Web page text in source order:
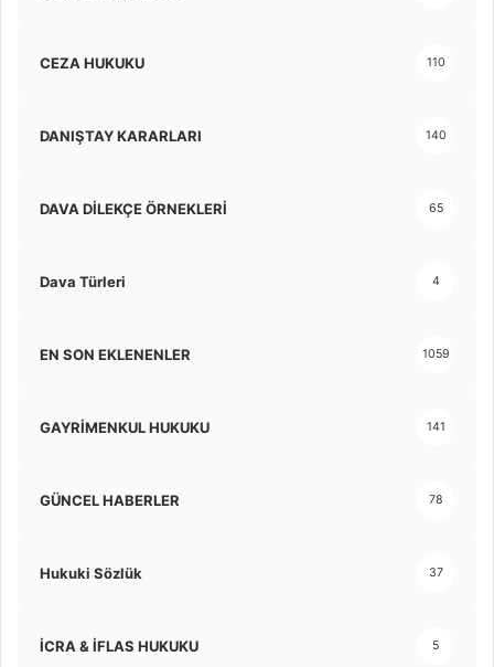
CEZA HUKUKU 110
DANIŞTAY KARARLARI 140
DAVA DİLEKÇE ÖRNEKLERİ 65
Dava Türleri 4
EN SON EKLENENLER 1059
GAYRİMENKUL HUKUKU 141
GÜNCEL HABERLER 78
Hukuki Sözlük 37
İCRA & İFLAS HUKUKU 5